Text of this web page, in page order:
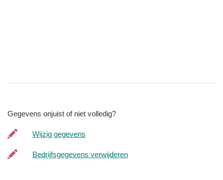
Gegevens onjuist of niet volledig?
Wijzig gegevens
Bedrijfsgegevens verwijderen